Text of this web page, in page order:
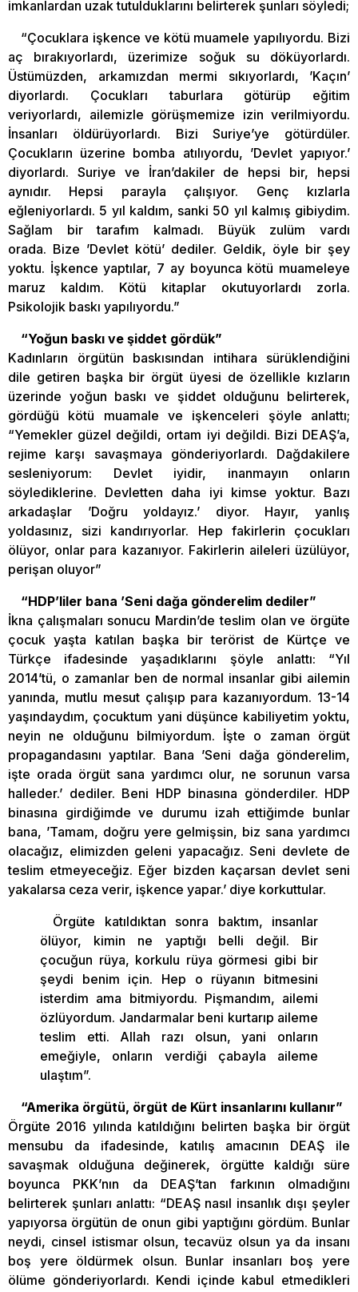
imkanlardan uzak tutulduklarını belirterek şunları söyledi;
“Çocuklara işkence ve kötü muamele yapılıyordu. Bizi
aç bırakıyorlardı, üzerimize soğuk su döküyorlardı.
Üstümüzden, arkamızdan mermi sıkıyorlardı, ’Kaçın’
diyorlardı. Çocukları taburlara götürüp eğitim
veriyorlardı, ailemizle görüşmemize izin verilmiyordu.
İnsanları öldürüyorlardı. Bizi Suriye’ye götürdüler.
Çocukların üzerine bomba atılıyordu, ’Devlet yapıyor.’
diyorlardı. Suriye ve İran’dakiler de hepsi bir, hepsi
aynıdır. Hepsi parayla çalışıyor. Genç kızlarla
eğleniyorlardı. 5 yıl kaldım, sanki 50 yıl kalmış gibiydim.
Sağlam bir tarafım kalmadı. Büyük zulüm vardı
orada. Bize ’Devlet kötü’ dediler. Geldik, öyle bir şey
yoktu. İşkence yaptılar, 7 ay boyunca kötü muameleye
maruz kaldım. Kötü kitaplar okutuyorlardı zorla.
Psikolojik baskı yapılıyordu.”
“Yoğun baskı ve şiddet gördük”
Kadınların örgütün baskısından intihara sürüklendiğini
dile getiren başka bir örgüt üyesi de özellikle kızların
üzerinde yoğun baskı ve şiddet olduğunu belirterek,
gördüğü kötü muamale ve işkenceleri şöyle anlattı;
“Yemekler güzel değildi, ortam iyi değildi. Bizi DEAŞ’a,
rejime karşı savaşmaya gönderiyorlardı. Dağdakilere
sesleniyorum: Devlet iyidir, inanmayın onların
söylediklerine. Devletten daha iyi kimse yoktur. Bazı
arkadaşlar ’Doğru yoldayız.’ diyor. Hayır, yanlış
yoldasınız, sizi kandırıyorlar. Hep fakirlerin çocukları
ölüyor, onlar para kazanıyor. Fakirlerin aileleri üzülüyor,
perişan oluyor”
“HDP’liler bana ’Seni dağa gönderelim dediler”
İkna çalışmaları sonucu Mardin’de teslim olan ve örgüte
çocuk yaşta katılan başka bir terörist de Kürtçe ve
Türkçe ifadesinde yaşadıklarını şöyle anlattı: “Yıl
2014’tü, o zamanlar ben de normal insanlar gibi ailemin
yanında, mutlu mesut çalışıp para kazanıyordum. 13-14
yaşındaydım, çocuktum yani düşünce kabiliyetim yoktu,
neyin ne olduğunu bilmiyordum. İşte o zaman örgüt
propagandasını yaptılar. Bana ’Seni dağa gönderelim,
işte orada örgüt sana yardımcı olur, ne sorunun varsa
halleder.’ dediler. Beni HDP binasına gönderdiler. HDP
binasına girdiğimde ve durumu izah ettiğimde bunlar
bana, ’Tamam, doğru yere gelmişsin, biz sana yardımcı
olacağız, elimizden geleni yapacağız. Seni devlete de
teslim etmeyeceğiz. Eğer bizden kaçarsan devlet seni
yakalarsa ceza verir, işkence yapar.’ diye korkuttular.
Örgüte katıldıktan sonra baktım, insanlar
ölüyor, kimin ne yaptığı belli değil. Bir
çocuğun rüya, korkulu rüya görmesi gibi bir
şeydi benim için. Hep o rüyanın bitmesini
isterdim ama bitmiyordu. Pişmandım, ailemi
özlüyordum. Jandarmalar beni kurtarıp aileme
teslim etti. Allah razı olsun, yani onların
emeğiyle, onların verdiği çabayla aileme
ulaştım”.
“Amerika örgütü, örgüt de Kürt insanlarını kullanır”
Örgüte 2016 yılında katıldığını belirten başka bir örgüt
mensubu da ifadesinde, katılış amacının DEAŞ ile
savaşmak olduğuna değinerek, örgütte kaldığı süre
boyunca PKK’nın da DEAŞ’tan farkının olmadığını
belirterek şunları anlattı: “DEAŞ nasıl insanlık dışı şeyler
yapıyorsa örgütün de onun gibi yaptığını gördüm. Bunlar
neydi, cinsel istismar olsun, tecavüz olsun ya da insanı
boş yere öldürmek olsun. Bunlar insanları boş yere
ölüme gönderiyorlardı. Kendi içinde kabul etmedikleri